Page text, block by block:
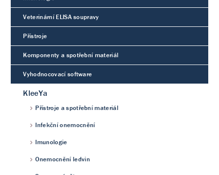
Veterinární ELISA soupravy
Přístroje
Komponenty a spotřební materiál
Vyhodnocovací software
KleeYa
Přístroje a spotřební materiál
Infekční onemocnění
Imunologie
Onemocnění ledvin